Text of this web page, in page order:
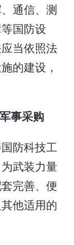
通信、测
国防设
当依照法
的建设，
事采购
防科技工
武装力量
完善、便
他适用的